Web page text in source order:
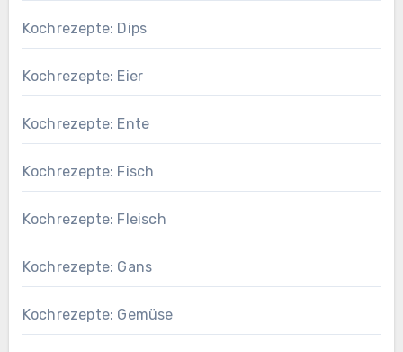
Kochrezepte: Dips
Kochrezepte: Eier
Kochrezepte: Ente
Kochrezepte: Fisch
Kochrezepte: Fleisch
Kochrezepte: Gans
Kochrezepte: Gemüse